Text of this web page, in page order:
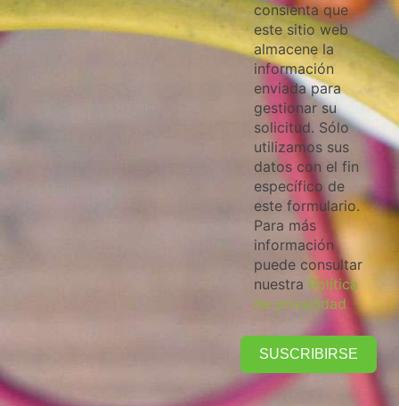
consienta que
este sitio web
almacene la
información
enviada para
gestionar su
solicitud. Sólo
utilizamos sus
datos con el fin
específico de
este formulario.
Para más
información
puede consultar
nuestra Política
de privacidad
SUSCRIBIRSE